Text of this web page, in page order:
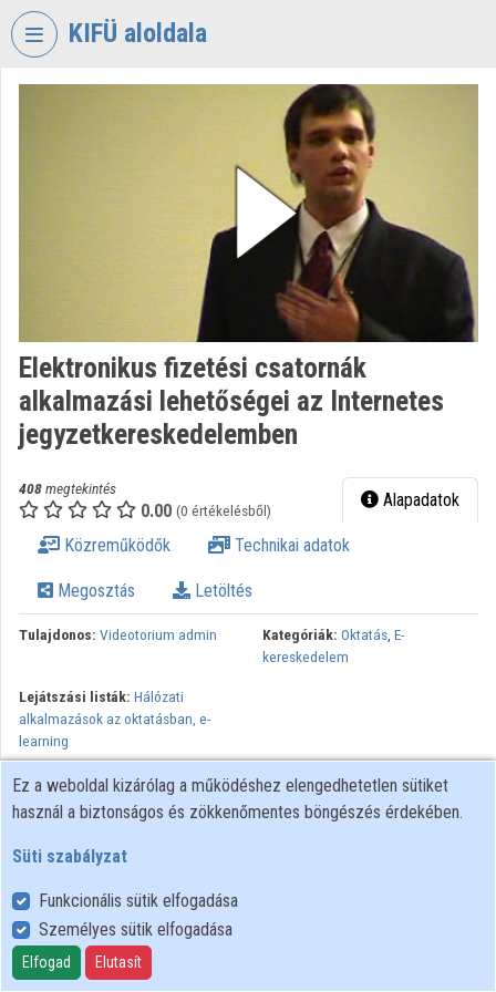
Fejléc kihagyása
KIFÜ aloldala
ÜGYNÖKSÉG
Intézményi felfedezés
Kategóriák
Intézmények
Elektronikus fizetési csatornák
alkalmazási lehetőségei az Internetes
jegyzetkereskedelemben
408megtekintés
0.00 (0 értékelésből) Alapadatok
Közreműködők Technikai adatok
Megosztás Letöltés
Tulajdonos: Videotorium admin Kategóriák: Oktatás, E-
kereskedelem
Lejátszási listák: Hálózati
alkalmazások az oktatásban, e-
learning
Minden jog fenntartva, NIIF Intézet. A hálózaton való
újrapublikálás és kereskedelmi forgalomba hozatal szigorúan
kötött.
Felhasználói szabályzat
Adatkezelési tájékoztató
Süti szabályzat
Ez a weboldal kizárólag a működéshez elengedhetetlen sütiket
használ a biztonságos és zökkenőmentes böngészés érdekében.
Süti szabályzat
Funkcionális sütik elfogadása
Személyes sütik elfogadása
Elfogad Elutasít